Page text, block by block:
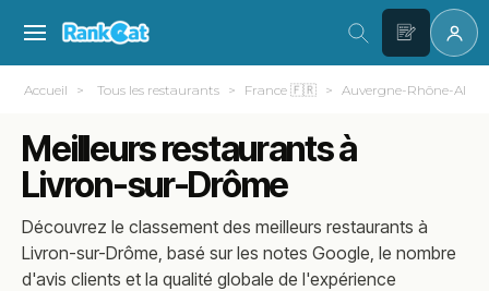
Accueil Tous les restaurants France 🇫🇷 Auvergne-Rhône-Alpes
Meilleurs restaurants à
Livron-sur-Drôme
Découvrez le classement des meilleurs restaurants à
Livron-sur-Drôme, basé sur les notes Google, le nombre
d'avis clients et la qualité globale de l'expérience